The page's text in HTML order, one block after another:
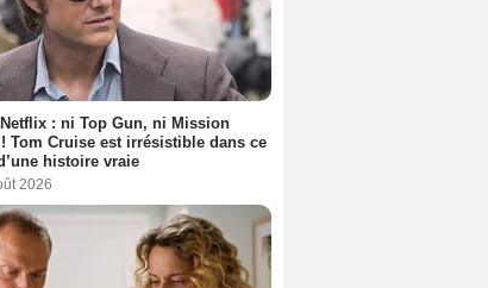
: ni Top Gun, ni Mission
Tom Cruise est irrésistible dans ce
histoire vraie
2026